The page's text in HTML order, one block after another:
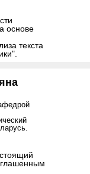
основе
текста